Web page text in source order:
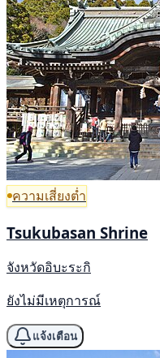
ความเสี่ยงต่ำ
Tsukubasan Shrine
จังหวัดอิบะระกิ
ยังไม่มีเหตุการณ์
แจ้งเตือน